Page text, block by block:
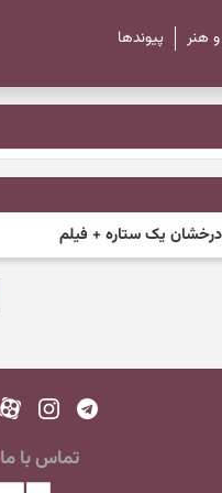
هنر پیوند‌ها
یک ستاره + فیلم
تماس با ما